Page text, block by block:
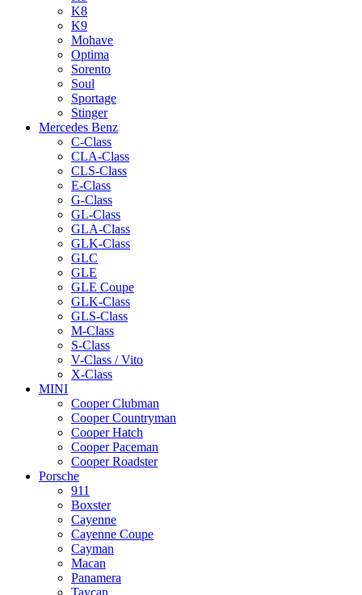
K8
K9
Mohave
Optima
Sorento
Soul
Sportage
Stinger
Mercedes Benz
C-Class
CLA-Class
CLS-Class
E-Class
G-Class
GL-Class
GLA-Class
GLK-Class
GLC
GLE
GLE Coupe
GLK-Class
GLS-Class
M-Class
S-Class
V-Class / Vito
X-Class
MINI
Cooper Clubman
Cooper Countryman
Cooper Hatch
Cooper Paceman
Cooper Roadster
Porsche
911
Boxster
Cayenne
Cayenne Coupe
Cayman
Macan
Panamera
Taycan